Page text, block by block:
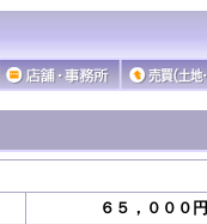
６５，０００円